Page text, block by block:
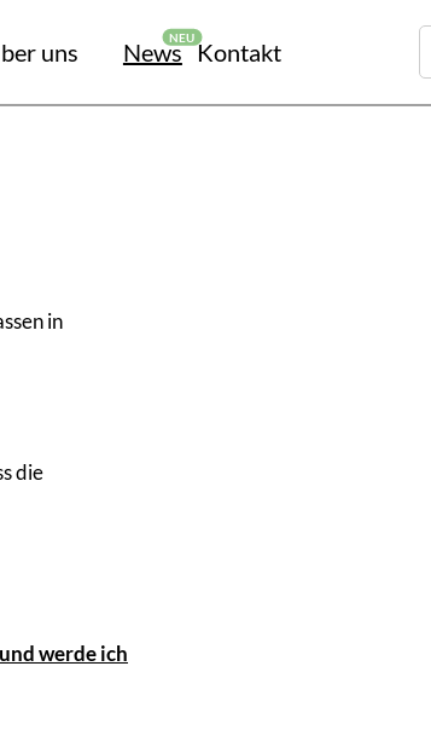
uns News Kontakt
in
die
werde ich